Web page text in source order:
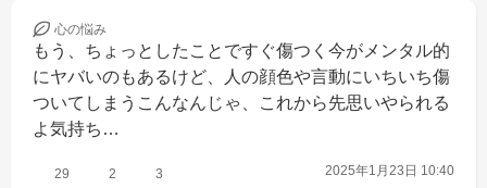
心の悩み
もう、ちょっとしたことですぐ傷つく今がメンタル的
にヤバいのもあるけど、人の顔色や言動にいちいち傷
ついてしまうこんなんじゃ、これから先思いやられる
よ気持ち…
29 2 3 2025年1月23日 10:40